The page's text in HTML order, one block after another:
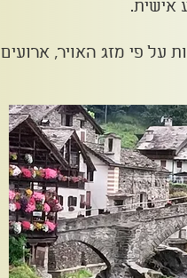
אישית.
על פי מזג האויר, ארועים